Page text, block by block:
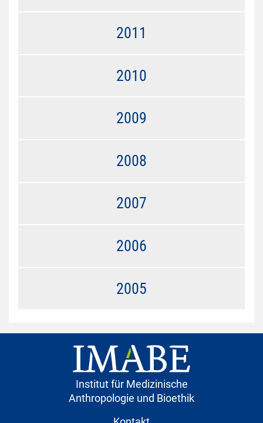
2011
2010
2009
2008
2007
2006
2005
Institut für Medizinische
Anthropologie und Bioethik